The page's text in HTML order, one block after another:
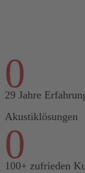
0
29 Jahre
Akustiklösungen
0
100+ zufrieden